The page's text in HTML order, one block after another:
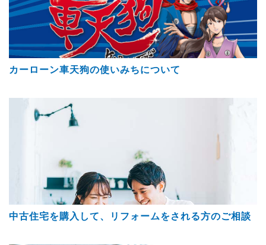
カーローン車天狗の使いみちについて
中古住宅を購入して、リフォームをされる方のご相談